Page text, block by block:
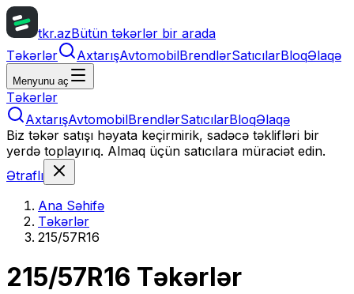
tkr.azBütün təkərlər bir arada
Təkərlər
AxtarışAvtomobilBrendlərSatıcılarBloqƏlaqə
Menyunu aç
Təkərlər
AxtarışAvtomobilBrendlərSatıcılarBloqƏlaqə
Biz təkər satışı həyata keçirmirik, sadəcə təklifləri bir
yerdə toplayırıq. Almaq üçün satıcılara müraciət edin.
Ətraflı
Ana Səhifə
Təkərlər
215/57R16
215/57R16 Təkərlər